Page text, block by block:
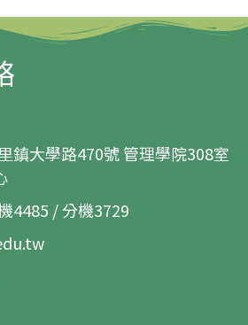
鎮大學路470號 管理學院308室
4485 / 分機3729